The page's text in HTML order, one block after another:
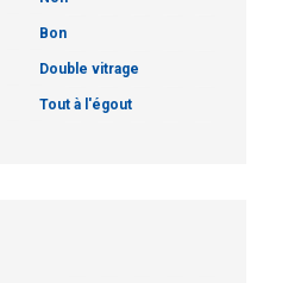
Bon
Double vitrage
Tout à l'égout